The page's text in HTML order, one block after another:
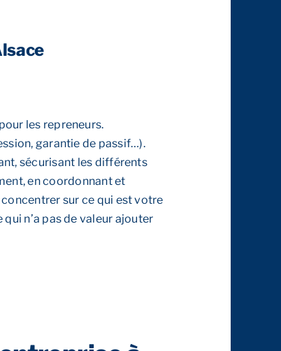
les repreneurs.
garantie de passif…).
sécurisant les différents
en coordonnant et
sur ce qui est votre
n’a pas de valeur ajouter